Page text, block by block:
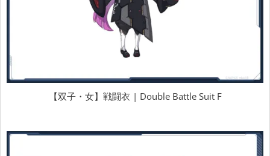
【双子・女】戦闘衣 | Double Battle Suit F